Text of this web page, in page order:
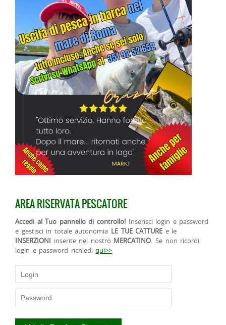
AREA RISERVATA PESCATORE
Accedi al Tuo pannello di controllo! Inserisci login e password
e gestisci in totale autonomia LE TUE CATTURE e le
INSERZIONI inserite nel nostro MERCATINO. Se non ricordi
login e password richiediqui>>